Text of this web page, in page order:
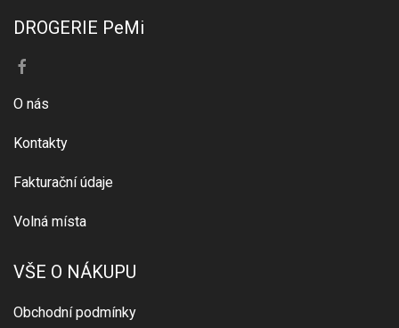
DROGERIE PeMi
O nás
Kontakty
Fakturační údaje
Volná místa
VŠE O NÁKUPU
Obchodní podmínky